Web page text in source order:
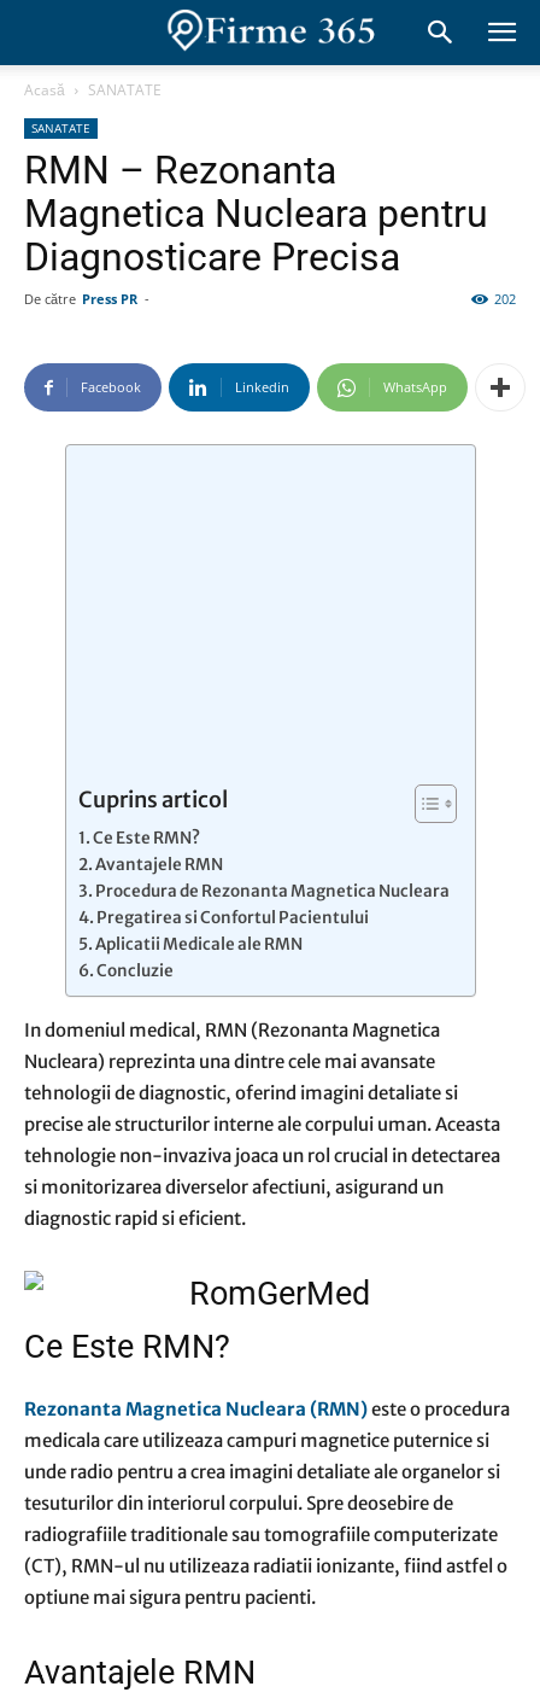
Acasă SANATATE
SANATATE
RMN – Rezonanta
Magnetica Nucleara pentru
Diagnosticare Precisa
De către Press PR - 202
Facebook Linkedin WhatsApp
Cuprins articol
Ce Este RMN?
Avantajele RMN
Procedura de Rezonanta Magnetica Nucleara
Pregatirea si Confortul Pacientului
Aplicatii Medicale ale RMN
Concluzie
In domeniul medical, RMN (Rezonanta Magnetica
Nucleara) reprezinta una dintre cele mai avansate
tehnologii de diagnostic, oferind imagini detaliate si
precise ale structurilor interne ale corpului uman. Aceasta
tehnologie non-invaziva joaca un rol crucial in detectarea
si monitorizarea diverselor afectiuni, asigurand un
diagnostic rapid si eficient.
Ce Este RMN?
Rezonanta Magnetica Nucleara (RMN)este o procedura
medicala care utilizeaza campuri magnetice puternice si
unde radio pentru a crea imagini detaliate ale organelor si
tesuturilor din interiorul corpului. Spre deosebire de
radiografiile traditionale sau tomografiile computerizate
(CT), RMN-ul nu utilizeaza radiatii ionizante, fiind astfel o
optiune mai sigura pentru pacienti.
Avantajele RMN